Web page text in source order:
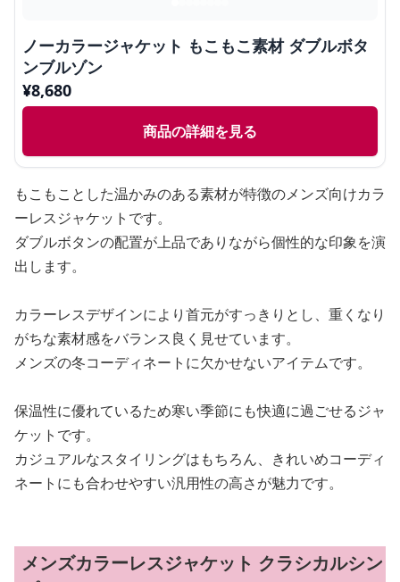
ノーカラージャケット もこもこ素材 ダブルボタ
ンブルゾン
¥8,680
商品の詳細を見る
もこもことした温かみのある素材が特徴のメンズ向けカラ
ーレスジャケットです。
ダブルボタンの配置が上品でありながら個性的な印象を演
出します。
カラーレスデザインにより首元がすっきりとし、重くなり
がちな素材感をバランス良く見せています。
メンズの冬コーディネートに欠かせないアイテムです。
保温性に優れているため寒い季節にも快適に過ごせるジャ
ケットです。
カジュアルなスタイリングはもちろん、きれいめコーディ
ネートにも合わせやすい汎用性の高さが魅力です。
メンズカラーレスジャケット クラシカルシン